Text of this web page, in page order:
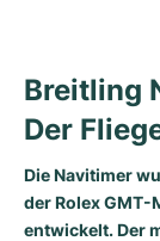
Oyster Perpetual
Yacht-Master
Yacht-Master II
Rotonde
Crash
Pasha
Bentley
Transocean
Cockpit
Grand Carrera
Gebraucht
Damenuhren
Portugieser
Da Vinci
Aquatimer
King Power
Gebraucht
Breitling
Der
Die Navitimer
der Rolex GMT-
entwickelt. Der